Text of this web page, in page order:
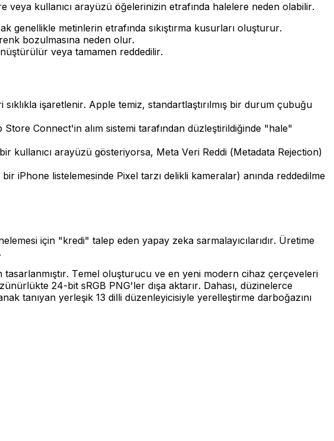
kullanıcı arayüzü öğelerinizin etrafında halelere neden olabilir.
genellikle metinlerin etrafında sıkıştırma kusurları oluşturur.
bozulmasına neden olur.
veya tamamen reddedilir.
işaretlenir. Apple temiz, standartlaştırılmış bir durum çubuğu
Connect'in alım sistemi tarafından düzleştirildiğinde "hale"
kullanıcı arayüzü gösteriyorsa, Meta Veri Reddi (Metadata Rejection)
iPhone listelemesinde Pixel tarzı delikli kameralar) anında reddedilme
için "kredi" talep eden yapay zeka sarmalayıcılarıdır. Üretime
Temel oluşturucu ve en yeni modern cihaz çerçeveleri
24-bit sRGB PNG'ler dışa aktarır. Dahası, düzinelerce
tanıyan yerleşik 13 dilli düzenleyicisiyle yerelleştirme darboğazını